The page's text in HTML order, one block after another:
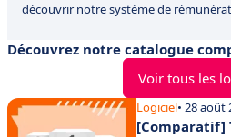
découvrir notre système de
Découvrez notre catalogue
Voir tous les
Logiciel• 28 août
[Comparatif]